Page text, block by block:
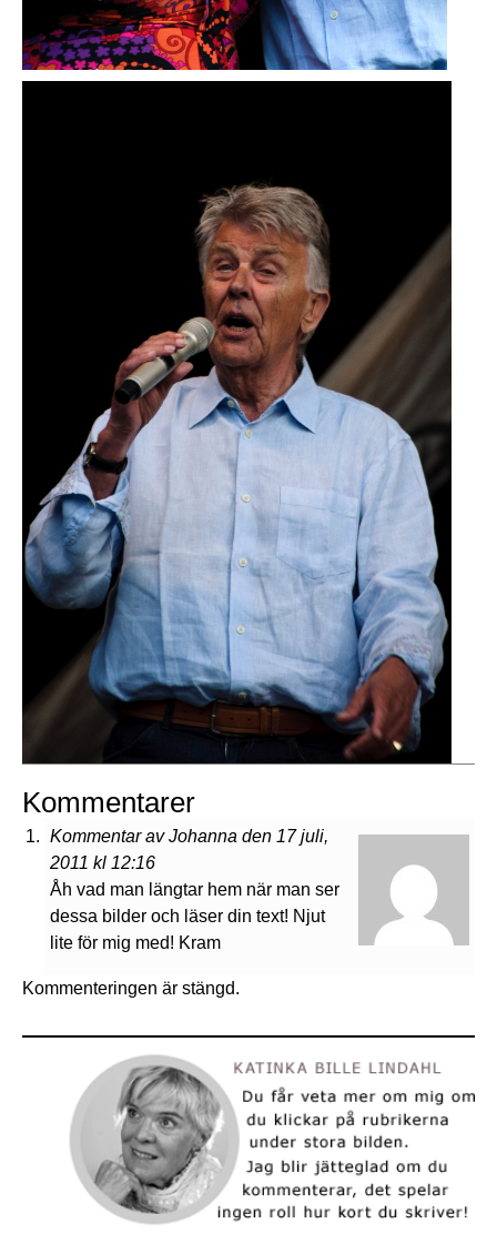
Kommentarer
Kommentar av Johanna den 17 juli,
2011 kl 12:16
Åh vad man längtar hem när man ser
dessa bilder och läser din text! Njut
lite för mig med! Kram
Kommenteringen är stängd.